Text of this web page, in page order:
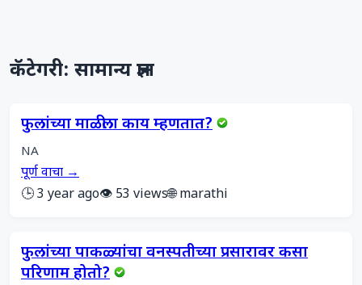
कॅटेगरी: सामान्य ज्ञान
फुलांच्या माळीला काय म्हणतात?
NA
पूर्ण वाचा →
🕒 3 year ago👁️ 53 views🌐 marathi
फुलांच्या पाकळ्यांचा वनस्पतीच्या प्रसारावर कसा
परिणाम होतो?